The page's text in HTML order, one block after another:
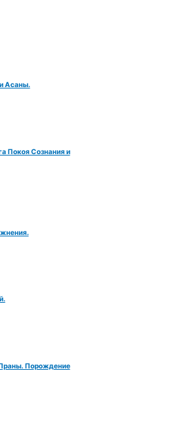
Асаны.
Покоя Сознания и
Порождение